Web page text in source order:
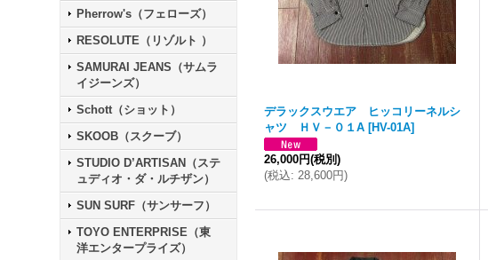
Pherrow's（フェローズ）
RESOLUTE（リゾルト ）
SAMURAI JEANS（サムラ
イジーンズ）
Schott（ショット）
SKOOB（スクーブ）
STUDIO D’ARTISAN（ステ
ュディオ・ダ・ルチザン）
SUN SURF（サンサーフ）
TOYO ENTERPRISE（東
洋エンタープライズ）
デラックスウエア ヒッコリーネルシ
ャツ ＨＶ－０１A [HV-01A]
26,000円(税別)
(税込: 28,600円)